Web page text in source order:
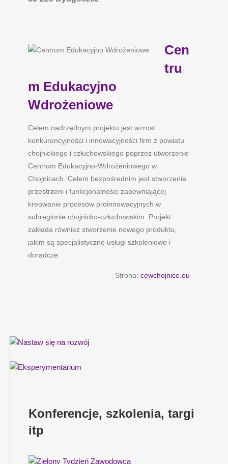
Cen
tru
m Edukacyjno
Wdrożeniowe
Celem nadrzędnym projektu jest wzrost
konkurencyjności i innowacyjności firm z powiatu
chojnickiego i człuchowskiego poprzez utworzenie
Centrum Edukacyjno-Wdrożeniowego w
Chojnicach. Celem bezpośrednim jest stworzenie
przestrzeni i funkcjonalności zapewniającej
kreowanie procesów proinnowacyjnych w
subregionie chojnicko-człuchowskim. Projekt
zakłada również stworzenie nowego produktu,
jakim są specjalistyczne usługi szkoleniowe i
doradcze.
Strona: cewchojnice.eu
Konferencje, szkolenia, targi
itp